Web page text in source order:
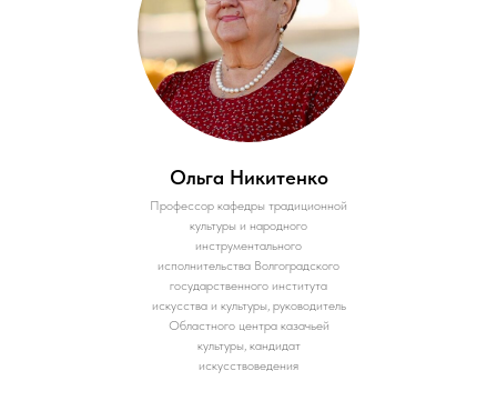
Ольга Никитенко
Профессор кафедры традиционной
культуры и народного
инструментального
исполнительства Волгоградского
государственного института
искусства и культуры, руководитель
Областного центра казачьей
культуры, кандидат
искусствоведения